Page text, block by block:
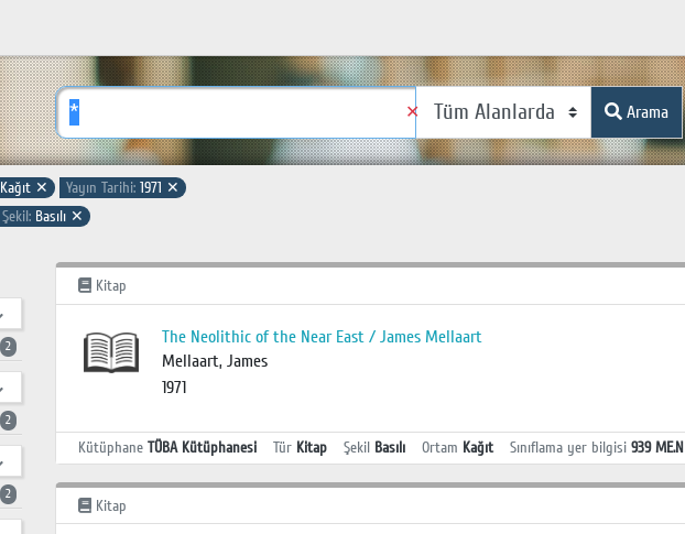
✕ Arama
Kağıt ✕ Yayın Tarihi: 1971 ✕
Şekil: Basılı ✕
2
2
2
Kitap
The Neolithic of the Near East / James Mellaart
Mellaart, James
1971
Kütüphane TÜBA Kütüphanesi Tür Kitap Şekil Basılı Ortam Kağıt Sınıflama yer bilgisi 939 ME.N
Kitap